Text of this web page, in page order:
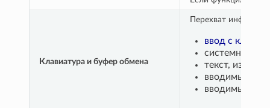
Клавиатура и буфер обмена
Перехват
ввод с
системные
текст,
вводимый и
вводимый и